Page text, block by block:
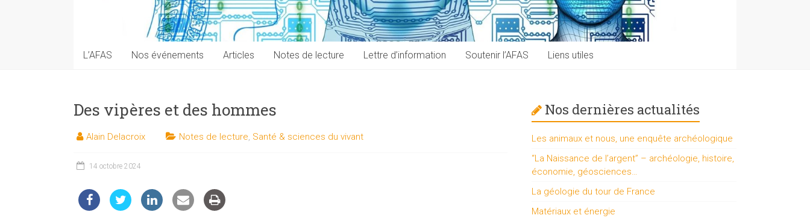
public
L’AFAS Nos événements Articles Notes de lecture Lettre d’information Soutenir l’AFAS Liens utiles
Des vipères et des hommes
Alain Delacroix Notes de lecture, Santé & sciences du vivant
14 octobre 2024
Nos dernières actualités
Les animaux et nous, une enquête archéologique
“La Naissance de l’argent” – archéologie, histoire,
économie, géosciences…
La géologie du tour de France
Matériaux et énergie